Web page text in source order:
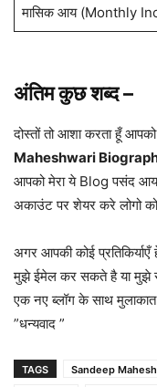
मासिक आय (Monthly
अंतिम कुछ शब्द–
दोस्तों तो आशा करता हूँ
Maheshwari
आपको मेरा ये Blog पसंद
अकाउंट पर शेयर करे लोगो
अगर आपकी कोई
मुझे ईमेल कर सकते है या मुझे
एक नए ब्लॉग के साथ
”धन्यवाद ”
TAGS Sandeep